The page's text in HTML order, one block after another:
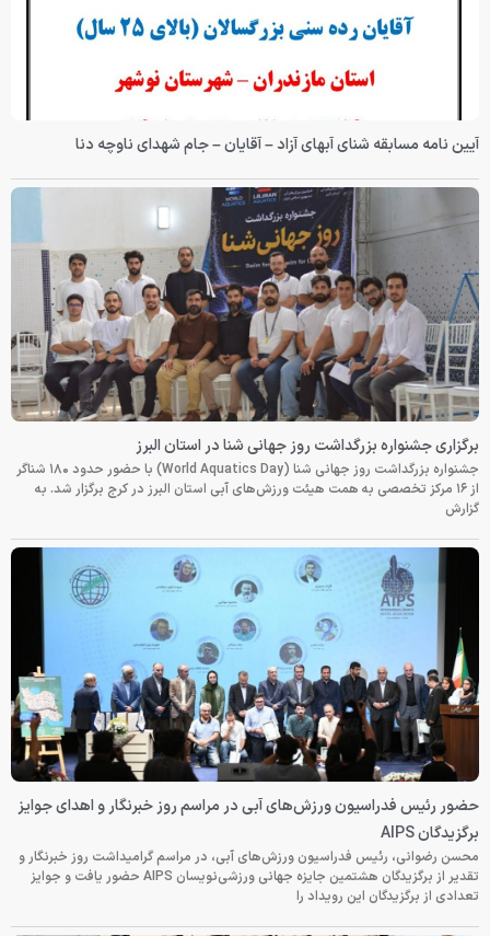
آیین نامه مسابقه شنای آبهای آزاد – آقایان – جام شهدای ناوچه دنا
برگزاری جشنواره بزرگداشت روز جهانی شنا در استان البرز
جشنواره بزرگداشت روز جهانی شنا (World Aquatics Day) با حضور حدود ۱۸۰ شناگر
از ۱۶ مرکز تخصصی به همت هیئت ورزش‌های آبی استان البرز در کرج برگزار شد. به
گزارش
حضور رئیس فدراسیون ورزش‌های آبی در مراسم روز خبرنگار و اهدای جوایز
برگزیدگان AIPS
محسن رضوانی، رئیس فدراسیون ورزش‌های آبی، در مراسم گرامیداشت روز خبرنگار و
تقدیر از برگزیدگان هشتمین جایزه جهانی ورزشی‌نویسان AIPS حضور یافت و جوایز
تعدادی از برگزیدگان این رویداد را